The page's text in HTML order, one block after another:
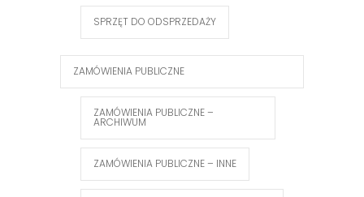
SPRZĘT DO ODSPRZEDAŻY
ZAMÓWIENIA PUBLICZNE
ZAMÓWIENIA PUBLICZNE –
ARCHIWUM
ZAMÓWIENIA PUBLICZNE – INNE